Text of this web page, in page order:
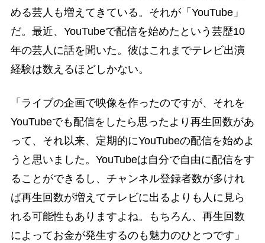
める芸人も増えてきている。それが「YouTube」
だ。最近、YouTubeで配信を始めたという芸歴10
年の芸人に話を聞いた。彼はこれまでテレビ出演
経験は数えるほどしかない。
「ライブの企画で映像を作ったのですが、それを
YouTubeでも配信をしたら思ったより再生回数があ
って、それ以来、定期的にYouTubeの配信を始めよ
うと思いました。YouTubeは自分で自由に配信をす
ることができるし、チャンネル登録者数が多けれ
ば再生回数が増えてテレビに出るよりも人に見ら
れる可能性もありますよね。もちろん、再生回数
によってお金が発生するのも魅力のひとつです」